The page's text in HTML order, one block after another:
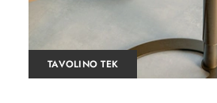
TAVOLINO TEK